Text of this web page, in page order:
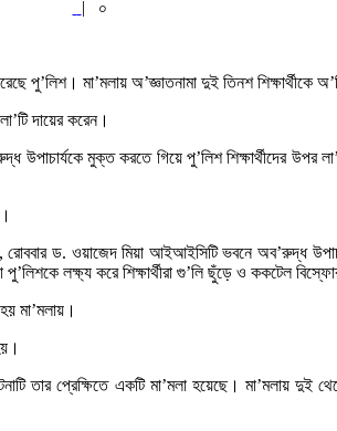
| ০
পু’লিশ। মা’মলায় অ’জ্ঞাতনামা দুই তিনশ শিক্ষার্থীকে
দায়ের করেন।
উপাচার্যকে মুক্ত করতে গিয়ে পু’লিশ
রোববার ড. ওয়াজেদ মিয়া আইআইসিটি ভবনে অব’রুদ্ধ
পু’লিশকে লক্ষ্য করে শিক্ষার্থীরা গু’লি ছুঁড়ে ও ককটেল
মা’মলায়।
তার প্রেক্ষিতে একটি মা’মলা হয়েছে।